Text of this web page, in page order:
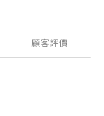
顧客評價